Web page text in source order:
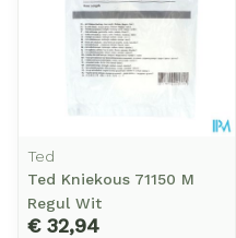
Ted
Ted Kniekous 71150 M
Regul Wit
€ 32,94